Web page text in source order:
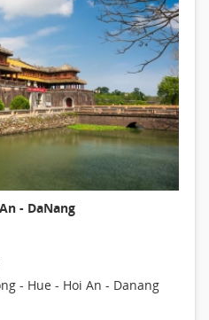
- DaNang
- Hue - Hoi An - Danang